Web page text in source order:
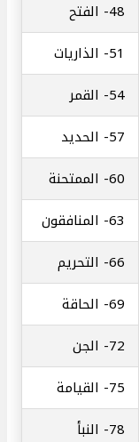
48- الفتح
51- الذاريات
54- القمر
57- الحديد
60- الممتحنة
63- المنافقون
66- التحريم
69- الحاقة
72- الجن
75- القيامة
78- النبأ